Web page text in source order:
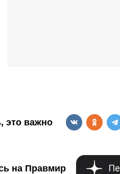
это важно
на Правмир